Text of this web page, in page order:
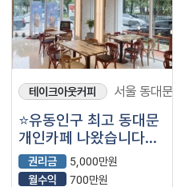
테이크아웃커피 서울 동대문구
⭐유동인구 최고 동대문
개인카페 나왔습니다
모든 업종 문의!!⭐
권리금
5,000만원
월수익
700만원